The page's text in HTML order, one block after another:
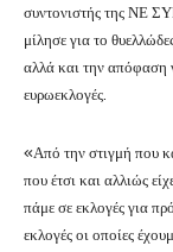
συντονιστής της ΝΕ
μίλησε για το
αλλά και την απόφαση
ευρωεκλογές.
«Από την στιγμή που
που έτσι και αλλιώς
πάμε σε εκλογές για
εκλογές οι οποίες